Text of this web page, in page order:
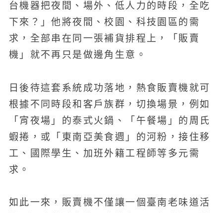
台機器把夜間、場外、低人力的時段，全吃
下來？」他將夜間、校園、科技園區的需
求，全部串在同一張補貨排程上，「販賣
機」就不再只是做邊角生意。
日後待這套系統成功落地，熱食販賣機就可
根據不同時段和客戶族群，切換場景，例如
「宵夜場」的泰式火鍋、「午餐場」的周氏
蝦捲，或「東南亞美食週」的河粉，接住移
工、國際學生、加班外籍工程師等多元需
求。
如此一來，販賣機不僅讓一個臺南老味道活